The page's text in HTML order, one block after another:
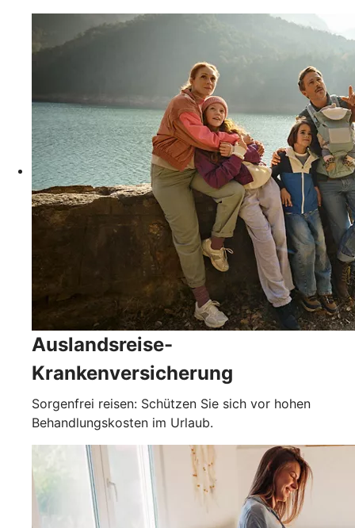
Auslandsreise-
Krankenversicherung
Sorgenfrei reisen: Schützen Sie sich vor hohen
Behandlungskosten im Urlaub.